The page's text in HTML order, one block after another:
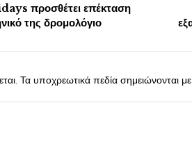
προσθέτει επέκταση
της δρομολόγιο
Τα υποχρεωτικά πεδία σημειώνονται με